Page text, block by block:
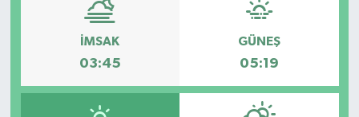
İMSAK
03:45
GÜNEŞ
05:19